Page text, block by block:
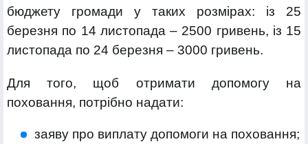
бюджету громади у таких розмірах: із 25
березня по 14 листопада – 2500 гривень, із 15
листопада по 24 березня – 3000 гривень.
Для того, щоб отримати допомогу на
поховання, потрібно надати:
заяву про виплату допомоги на поховання;